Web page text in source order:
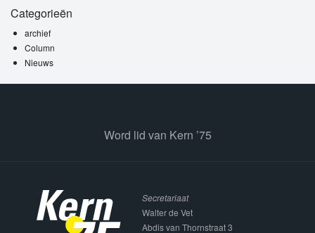
Categorieën
archief
Column
Nieuws
Word lid van Kern ’75
Secretariaat
Walter de Vet
Abdis van Thornstraat 3